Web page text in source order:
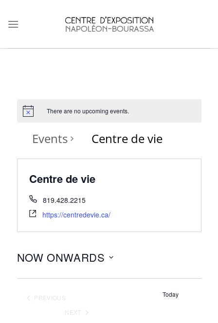
content
There are no upcoming events.
Events Centre de vie
Centre de vie
819.428.2215
https://centredevie.ca/
NOW ONWARDS
PREVIOUS
Today
NEXT